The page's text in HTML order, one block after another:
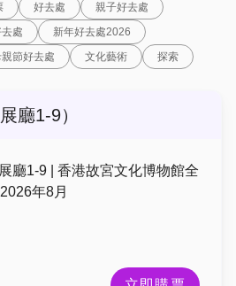
好去處
親子好去處
處
新年好去處2026
節好去處 文化藝術 探索
廳1-9）
廳1-9 | 香港故宮文化博物館全
年8月